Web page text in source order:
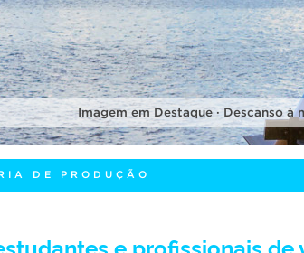
Imagem em Destaque · Descanso
DE PRODUÇÃO
e profissionais de